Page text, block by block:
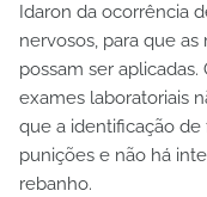
Idaron da ocorrência
nervosos, para que
possam ser
exames laboratoriais
que a identificação
punições e não há
rebanho.